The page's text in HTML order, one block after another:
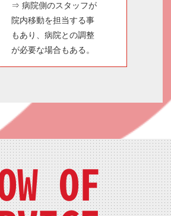
⇒ 病院側のスタッフが
院内移動を担当する事
もあり、病院との調整
が必要な場合もある。
OF